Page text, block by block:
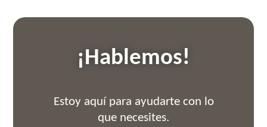
¡Hablemos!
Estoy aquí para ayudarte con lo
que necesites.